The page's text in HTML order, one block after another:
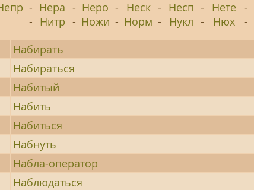
- Нера - Неро - Неск - Несп - Нете -
- Нитр - Ножи - Норм - Нукл - Нюх
-
Набирать
Набираться
Набитый
Набить
Набиться
Набнуть
Набла-оператор
Наблюдаться